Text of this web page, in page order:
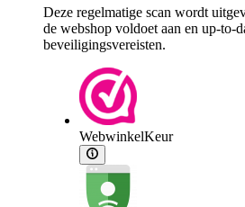
Deze regelmatige scan wordt
de webshop voldoet aan en up-to-
beveiligingsvereisten.
WebwinkelKeur